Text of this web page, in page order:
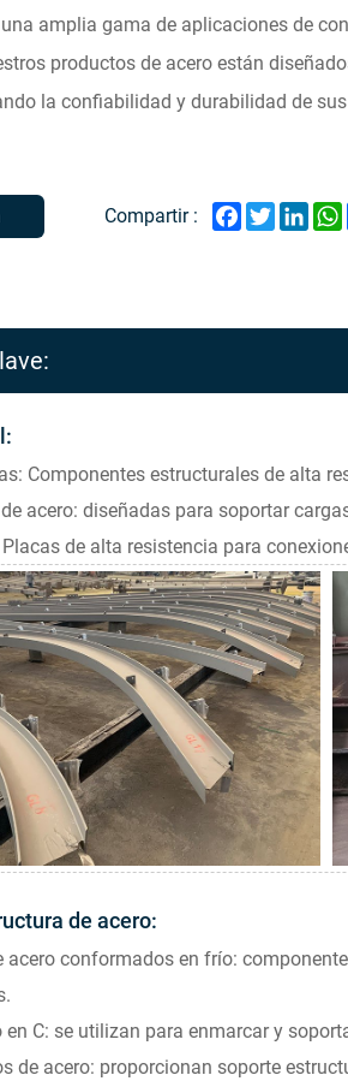
amplia gama de aplicaciones de
productos de acero están
la confiabilidad y durabilidad de
Compartir : FacebookTwitter
Componentes estructurales de alta
acero: diseñadas para soportar
de alta resistencia para
de acero:
acero conformados en frío:
en C: se utilizan para enmarcar y
de acero: proporcionan soporte